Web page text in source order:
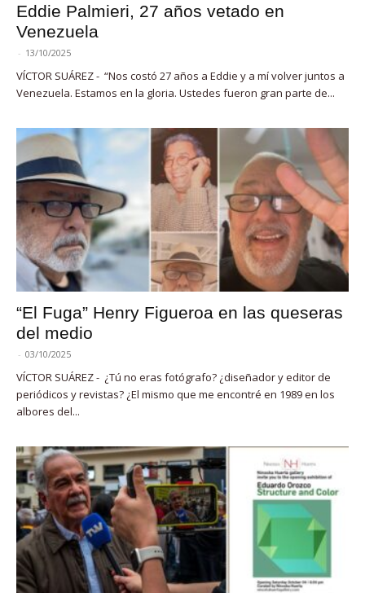
Eddie Palmieri, 27 años vetado en
Venezuela
- 13/10/2025
VÍCTOR SUÁREZ - “Nos costó 27 años a Eddie y a mí volver juntos a
Venezuela. Estamos en la gloria. Ustedes fueron gran parte de...
“El Fuga” Henry Figueroa en las queseras
del medio
- 03/10/2025
VÍCTOR SUÁREZ - ¿Tú no eras fotógrafo? ¿diseñador y editor de
periódicos y revistas? ¿El mismo que me encontré en 1989 en los
albores del...